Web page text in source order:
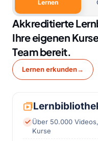
Lernen
Akkreditierte
Ihre eigenen
Team bereit.
Lernen erkunden→
Über 50.000
Kurse